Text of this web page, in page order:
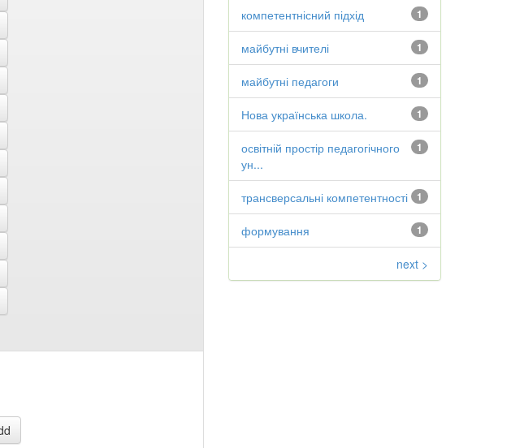
1
компетентнісний підхід
1
майбутні вчителі
1
майбутні педагоги
1
Нова українська школа.
1
освітній простір педагогічного
ун...
1
трансверсальні компетентності
1
формування
next >